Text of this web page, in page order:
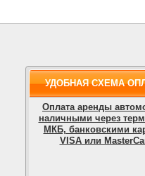
УДОБНАЯ СХЕМА
Оплата аренды
наличными через
МКБ, банковскими
VISA или